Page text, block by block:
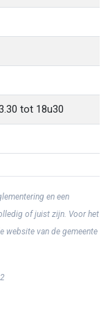
tot 18u30
en een
of juist zijn. Voor het
website van de gemeente